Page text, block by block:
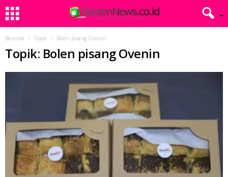
Beranda Topik Bolen pisang Ovenin
Topik: Bolen pisang Ovenin